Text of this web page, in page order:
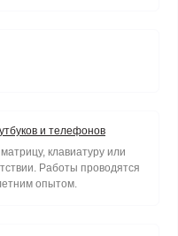
и телефонов
клавиатуру или
Работы проводятся
опытом.